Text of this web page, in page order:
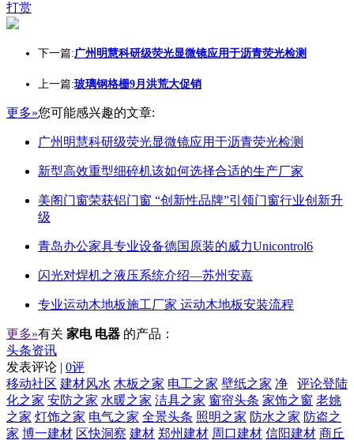
打赏
下一篇:广州明慧科研级荧光显微镜应用于沥青荧光检测
上一篇:玻璃钢格栅9月洪荒大促销
更多»您可能感兴趣的文章:
广州明慧科研级荧光显微镜应用于沥青荧光检测
新型高效重型细碎机该如何选择合适的生产厂家
美阁门窗荣获铝门窗 “创新性品牌”引领门窗行业创新升
级
青岛办公家具专业设备德国原装的威力Unicontrol6
闪光对焊机之液压系统介绍—苏州安嘉
专业运动木地板施工厂家 运动木地板安装流程
更多»有关 家电 电器 的产品：
头条资讯
发表评论 | 0评
评论登陆
移动社区 建材风水 木板之家 电工之家 壁纸之家 净
化之家 安防之家 水暖之家 洁具之家 窗帘头条 家饰之窗 老姚
之家 灯饰之家 电气之家 全景头条 照明之家 防水之家 防盗之
家 博一建材 区快洞察 建材 郑州建材 周口建材 信阳建材 商丘